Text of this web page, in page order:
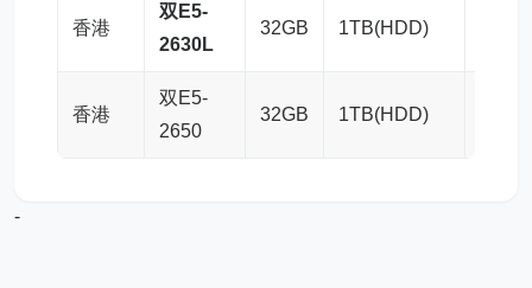
香港
双E5-
2630L
32GB 1TB(HDD)
香港
双E5-
2650
32GB 1TB(HDD)
-